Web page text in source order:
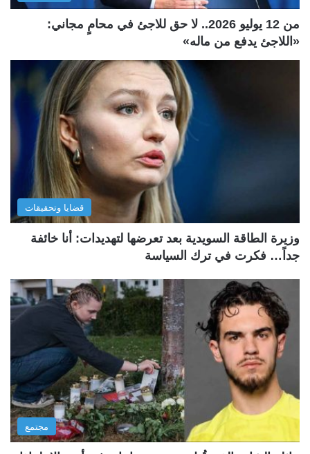
من 12 يوليو 2026.. لا حق للاجئ في محامٍ مجاني:
«اللاجئ يدفع من ماله»
قضايا وتحقيقات
وزيرة الطاقة السويدية بعد تعرضها لتهديدات: أنا خائفة
جداً… فكرت في ترك السياسة
مجتمع